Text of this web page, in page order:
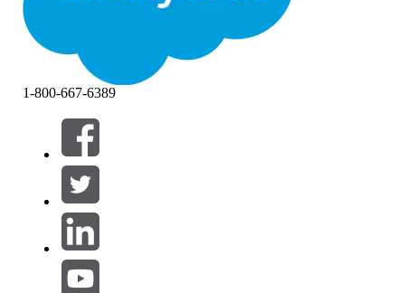
Filtros (0)
SELECIONAR FILTROS
Área de produtos
1-800-667-6389